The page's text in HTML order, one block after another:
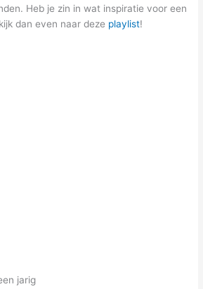
Heb je zin in wat inspiratie voor een
dan even naar deze playlist!
jarig